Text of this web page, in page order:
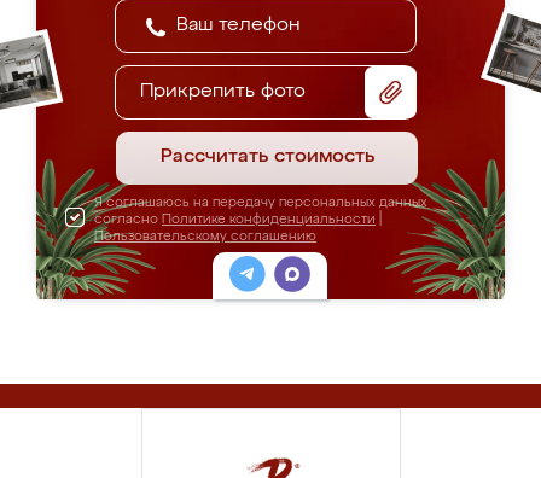
Прикрепить фото
Рассчитать стоимость
Я соглашаюсь на передачу персональных данных
согласно Политике конфиденциальности
Пользовательскому соглашению